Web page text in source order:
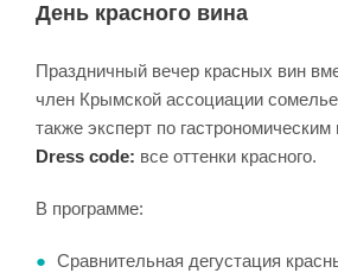
День красного вина
Праздничный вечер красных вин
член Крымской ассоциации
также эксперт по
Dress code: все оттенки красного.
В программе:
Сравнительная дегустация